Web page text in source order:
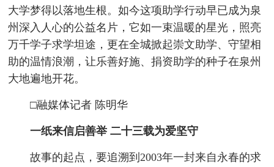
大学梦得以落地生根。如今这项助学行动早已成为泉
州深入人心的公益名片，它如一束温暖的星光，照亮
万千学子求学坦途，更在全城掀起崇文助学、守望相
助的温情浪潮，让乐善好施、捐资助学的种子在泉州
大地遍地开花。
□融媒体记者 陈明华
一纸来信启善举 二十三载为爱坚守
故事的起点，要追溯到2003年一封来自永春的求